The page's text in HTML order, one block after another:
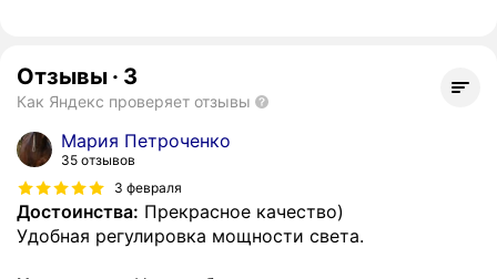
Отзывы · 3
Как Яндекс проверяет отзывы
Мария Петроченко
35 отзывов
3 февраля
Достоинства: Прекрасное качество)
Удобная регулировка мощности света.